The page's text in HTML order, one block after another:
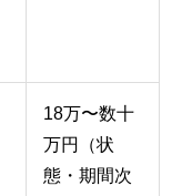
18万〜数十
万円（状
態・期間次